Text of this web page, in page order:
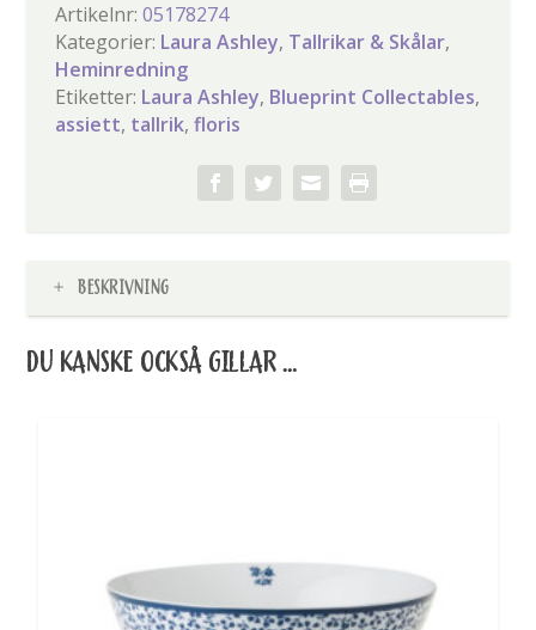
Artikelnr:05178274
Kategorier: Laura Ashley, Tallrikar & Skålar,
Heminredning
Etiketter: Laura Ashley, Blueprint Collectables,
assiett, tallrik,floris
BESKRIVNING
DU KANSKE OCKSÅ GILLAR …